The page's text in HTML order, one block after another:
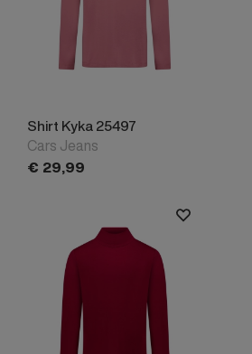
Shirt Kyka 25497
Cars Jeans
€ 29,99